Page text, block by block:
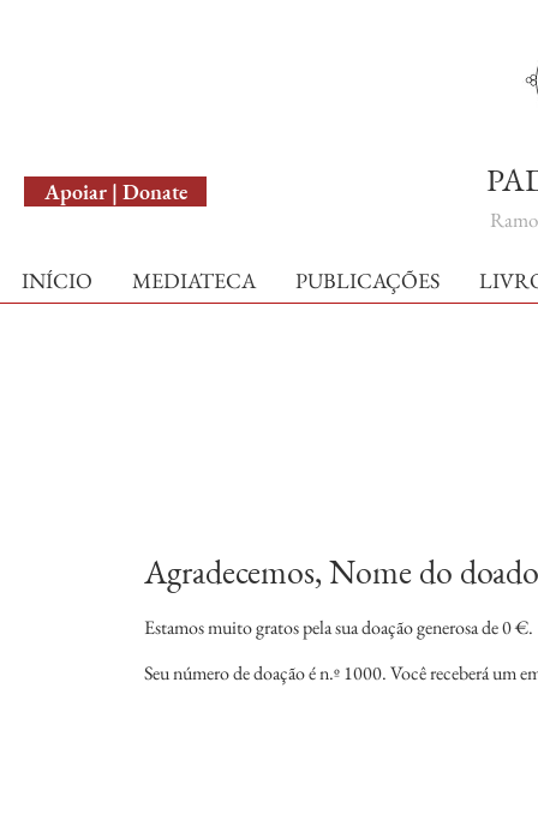
Apoiar | Donate
INÍCIO MEDIATECA PUBLICAÇÕES
Agradecemos, Nome do
Estamos muito gratos pela sua doação generosa de 0 €.
Seu número de doação é n.º 1000. Você receberá um